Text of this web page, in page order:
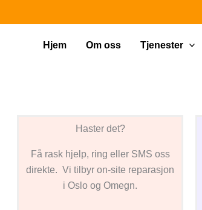
Hjem Om oss Tjenester
Haster det?
Få rask hjelp, ring eller SMS oss
direkte. Vi tilbyr on-site reparasjon
i Oslo og Omegn.